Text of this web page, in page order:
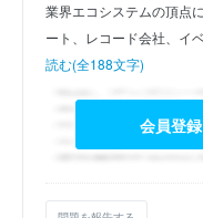
業界エコシステムの頂点
ート、レコード会社、イ
読む(全188文字)
会員登